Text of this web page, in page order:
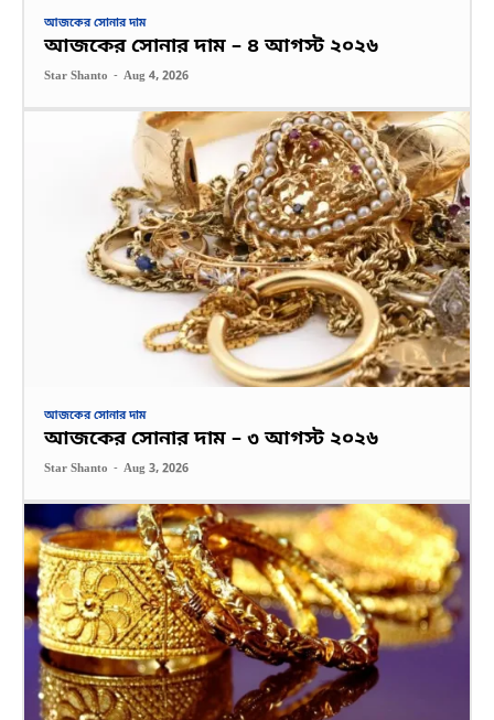
আজকের সোনার দাম
আজকের সোনার দাম – ৪ আগস্ট ২০২৬
Star Shanto - Aug 4, 2026
আজকের সোনার দাম
আজকের সোনার দাম – ৩ আগস্ট ২০২৬
Star Shanto - Aug 3, 2026